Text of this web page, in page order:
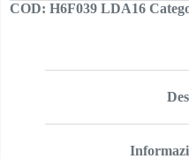
COD: H6F039 LDA16